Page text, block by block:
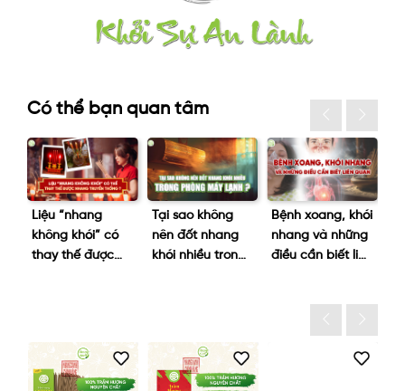
Có thể bạn quan tâm
Tại sao không
nên đốt nhang
khói nhiều trong
Bệnh xoang, khói
nhang và những
điều cần biết liên
Dâng Hương:
Phần lễ quan
trọng nhất trong